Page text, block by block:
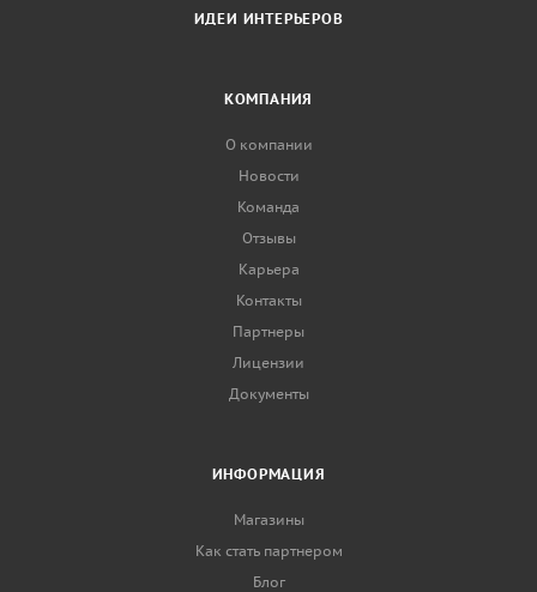
ИДЕИ ИНТЕРЬЕРОВ
КОМПАНИЯ
О компании
Новости
Команда
Отзывы
Карьера
Контакты
Партнеры
Лицензии
Документы
ИНФОРМАЦИЯ
Магазины
Как стать партнером
Блог